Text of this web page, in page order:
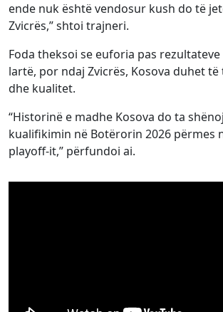
ende nuk është vendosur kush do të
Zvicrës,” shtoi trajneri.
Foda theksoi se euforia pas
lartë, por ndaj Zvicrës, Kosova duhet
dhe kualitet.
“Historinë e madhe Kosova do ta
kualifikimin në Botërorin 2026 përmes
playoff-it,” përfundoi ai.